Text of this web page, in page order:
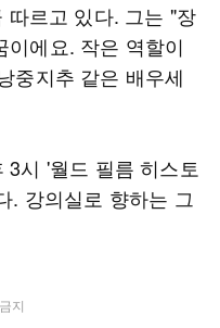
따르고 있다. 그는 "장
에요. 작은 역할이
중지추 같은 배우세
시 '월드 필름 히스토
. 강의실로 향하는 그
지